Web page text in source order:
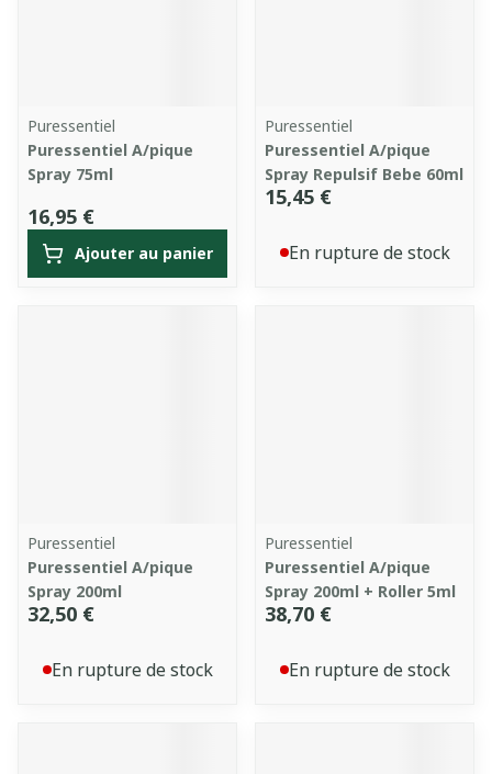
Puressentiel
Puressentiel A/pique
Spray 75ml
16,95 €
Ajouter au panier
Puressentiel
Puressentiel A/pique
Spray Repulsif Bebe 60ml
15,45 €
En rupture de stock
Puressentiel
Puressentiel A/pique
Spray 200ml
32,50 €
En rupture de stock
Puressentiel
Puressentiel A/pique
Spray 200ml + Roller 5ml
38,70 €
En rupture de stock